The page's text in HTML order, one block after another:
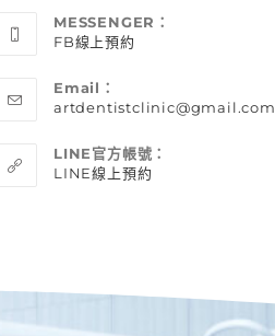
MESSENGER：
FB線上預約
Email：
artdentistclinic@gmail.com
LINE官方帳號：
LINE線上預約